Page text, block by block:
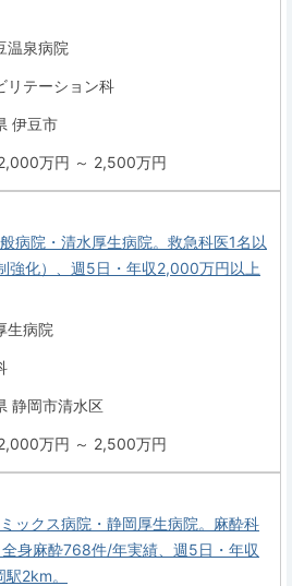
温泉病院
リテーション科
伊豆市
万円 ～ 2,500万円
病院・清水厚生病院。救急科医1名以
強化）、週5日・年収2,000万円以上
生病院
静岡市清水区
万円 ～ 2,500万円
ックス病院・静岡厚生病院。麻酔科
身麻酔768件/年実績、週5日・年収
2km。